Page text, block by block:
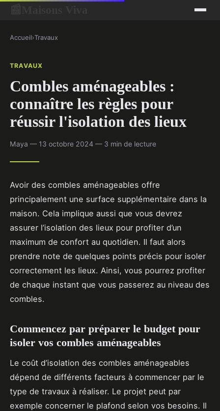
Accueil›Travaux
TRAVAUX
Combles aménageables :
connaître les règles pour
réussir l'isolation des lieux
Maya — 13 octobre 2024 — 3 min de lecture
Avoir des combles aménageables offre
principalement une surface supplémentaire dans la
maison. Cela implique aussi que vous devrez
assurer l’isolation des lieux pour profiter d’un
maximum de confort au quotidien. Il faut alors
prendre note de quelques points précis pour isoler
correctement les lieux. Ainsi, vous pourrez profiter
de chaque instant que vous passerez au niveau des
combles.
Commencez par préparer le budget pour
isoler vos combles aménageables
Le coût d’isolation des combles aménageables
dépend de différents facteurs à commencer par le
type de travaux à réaliser. Le projet peut par
exemple concerner le plafond selon vos besoins. Il